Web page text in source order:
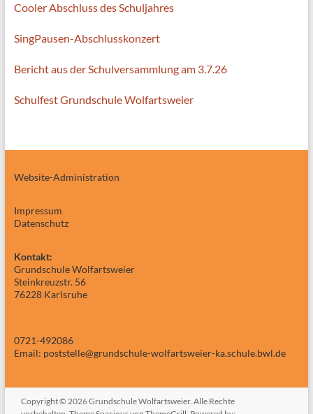
Cooler Abschluss des Schuljahres
SingPausen-Abschlusskonzert
Bericht aus der Schulversammlung am 3.7.26
Schulfest Grundschule Wolfartsweier
Website-Administration
Impressum
Datenschutz
Kontakt:
Grundschule Wolfartsweier
Steinkreuzstr. 56
76228 Karlsruhe
0721-492086
Email: poststelle@grundschule-wolfartsweier-ka.schule.bwl.de
Copyright © 2026Grundschule Wolfartsweier. Alle Rechte